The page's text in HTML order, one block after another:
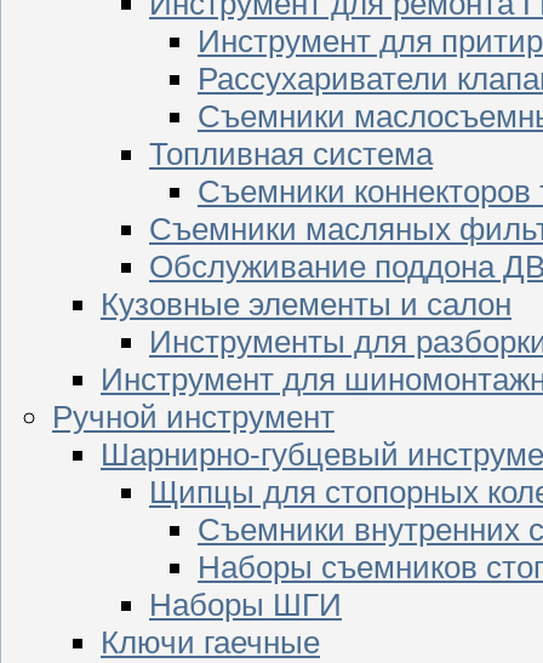
Инструмент для
Рассухариватели
Съемники
Топливная система
Съемники
Съемники масляных
Обслуживание поддона
Кузовные элементы и салон
Инструменты для
Инструмент для
Ручной инструмент
Шарнирно-губцевый
Щипцы для стопорных
Съемники внутренних
Наборы съемников
Наборы ШГИ
Ключи гаечные